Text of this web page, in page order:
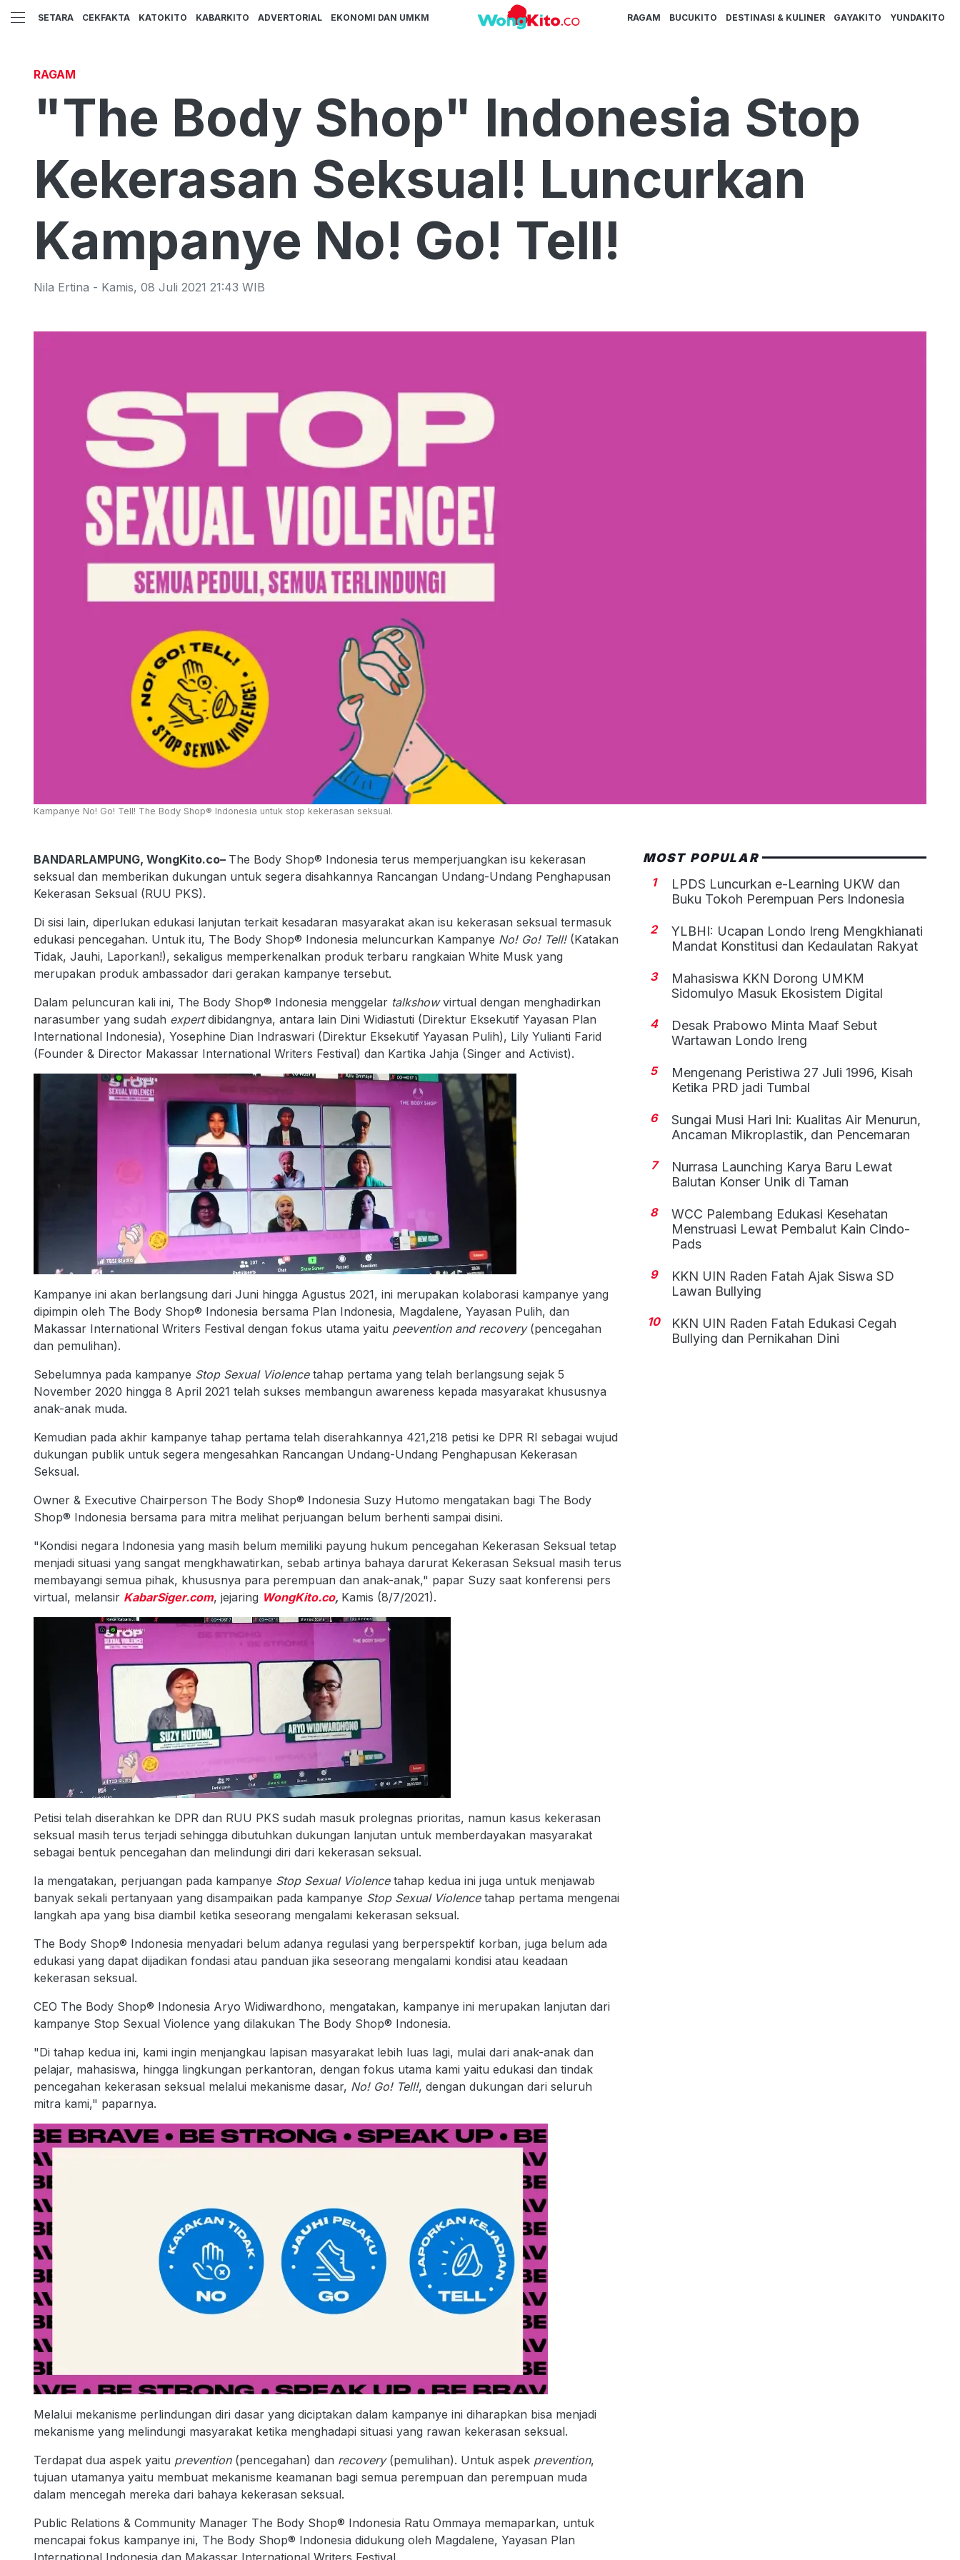
SETARA CEKFAKTA KATOKITO KABARKITO ADVERTORIAL EKONOMI DAN UMKM RAGAM BUCUKITO DESTINASI & KULINER GAYAKITO YUNDAKITO
RAGAM
"The Body Shop" Indonesia Stop
Kekerasan Seksual! Luncurkan
Kampanye No! Go! Tell!
Nila Ertina - Kamis, 08 Juli 2021 21:43 WIB
Kampanye No! Go! Tell! The Body Shop® Indonesia untuk stop kekerasan seksual.
BANDARLAMPUNG, WongKito.co– The Body Shop® Indonesia terus memperjuangkan isu kekerasan
seksual dan memberikan dukungan untuk segera disahkannya Rancangan Undang-Undang Penghapusan
Kekerasan Seksual (RUU PKS).
Di sisi lain, diperlukan edukasi lanjutan terkait kesadaran masyarakat akan isu kekerasan seksual termasuk
edukasi pencegahan. Untuk itu, The Body Shop® Indonesia meluncurkan Kampanye No! Go! Tell!(Katakan
Tidak, Jauhi, Laporkan!), sekaligus memperkenalkan produk terbaru rangkaian White Musk yang
merupakan produk ambassador dari gerakan kampanye tersebut.
Dalam peluncuran kali ini, The Body Shop® Indonesia menggelar talkshowvirtual dengan menghadirkan
narasumber yang sudah expertdibidangnya, antara lain Dini Widiastuti (Direktur Eksekutif Yayasan Plan
International Indonesia), Yosephine Dian Indraswari (Direktur Eksekutif Yayasan Pulih), Lily Yulianti Farid
(Founder & Director Makassar International Writers Festival) dan Kartika Jahja (Singer and Activist).
Kampanye ini akan berlangsung dari Juni hingga Agustus 2021, ini merupakan kolaborasi kampanye yang
dipimpin oleh The Body Shop® Indonesia bersama Plan Indonesia, Magdalene, Yayasan Pulih, dan
Makassar International Writers Festival dengan fokus utama yaitu peevention and recovery(pencegahan
dan pemulihan).
Sebelumnya pada kampanye Stop Sexual Violencetahap pertama yang telah berlangsung sejak 5
November 2020 hingga 8 April 2021 telah sukses membangun awareness kepada masyarakat khususnya
anak-anak muda.
Kemudian pada akhir kampanye tahap pertama telah diserahkannya 421,218 petisi ke DPR RI sebagai wujud
dukungan publik untuk segera mengesahkan Rancangan Undang-Undang Penghapusan Kekerasan
Seksual.
Owner & Executive Chairperson The Body Shop® Indonesia Suzy Hutomo mengatakan bagi The Body
Shop® Indonesia bersama para mitra melihat perjuangan belum berhenti sampai disini.
"Kondisi negara Indonesia yang masih belum memiliki payung hukum pencegahan Kekerasan Seksual tetap
menjadi situasi yang sangat mengkhawatirkan, sebab artinya bahaya darurat Kekerasan Seksual masih terus
membayangi semua pihak, khususnya para perempuan dan anak-anak," papar Suzy saat konferensi pers
virtual, melansir KabarSiger.com, jejaring WongKito.co, Kamis (8/7/2021).
Petisi telah diserahkan ke DPR dan RUU PKS sudah masuk prolegnas prioritas, namun kasus kekerasan
seksual masih terus terjadi sehingga dibutuhkan dukungan lanjutan untuk memberdayakan masyarakat
sebagai bentuk pencegahan dan melindungi diri dari kekerasan seksual.
Ia mengatakan, perjuangan pada kampanye Stop Sexual Violencetahap kedua ini juga untuk menjawab
banyak sekali pertanyaan yang disampaikan pada kampanye Stop Sexual Violence tahap pertama mengenai
langkah apa yang bisa diambil ketika seseorang mengalami kekerasan seksual.
The Body Shop® Indonesia menyadari belum adanya regulasi yang berperspektif korban, juga belum ada
edukasi yang dapat dijadikan fondasi atau panduan jika seseorang mengalami kondisi atau keadaan
kekerasan seksual.
CEO The Body Shop® Indonesia Aryo Widiwardhono, mengatakan, kampanye ini merupakan lanjutan dari
kampanye Stop Sexual Violence yang dilakukan The Body Shop® Indonesia.
"Di tahap kedua ini, kami ingin menjangkau lapisan masyarakat lebih luas lagi, mulai dari anak-anak dan
pelajar, mahasiswa, hingga lingkungan perkantoran, dengan fokus utama kami yaitu edukasi dan tindak
pencegahan kekerasan seksual melalui mekanisme dasar, No! Go! Tell!, dengan dukungan dari seluruh
mitra kami," paparnya.
Melalui mekanisme perlindungan diri dasar yang diciptakan dalam kampanye ini diharapkan bisa menjadi
mekanisme yang melindungi masyarakat ketika menghadapi situasi yang rawan kekerasan seksual.
Terdapat dua aspek yaitu prevention(pencegahan) dan recovery(pemulihan). Untuk aspek prevention,
tujuan utamanya yaitu membuat mekanisme keamanan bagi semua perempuan dan perempuan muda
dalam mencegah mereka dari bahaya kekerasan seksual.
Public Relations & Community Manager The Body Shop® Indonesia Ratu Ommaya memaparkan, untuk
mencapai fokus kampanye ini, The Body Shop® Indonesia didukung oleh Magdalene, Yayasan Plan
International Indonesia dan Makassar International Writers Festival.
MOST POPULAR
1
LPDS Luncurkan e-Learning UKW dan
Buku Tokoh Perempuan Pers Indonesia
2
YLBHI: Ucapan Londo Ireng Mengkhianati
Mandat Konstitusi dan Kedaulatan Rakyat
3
Mahasiswa KKN Dorong UMKM
Sidomulyo Masuk Ekosistem Digital
4
Desak Prabowo Minta Maaf Sebut
Wartawan Londo Ireng
5
Mengenang Peristiwa 27 Juli 1996, Kisah
Ketika PRD jadi Tumbal
6
Sungai Musi Hari Ini: Kualitas Air Menurun,
Ancaman Mikroplastik, dan Pencemaran
7
Nurrasa Launching Karya Baru Lewat
Balutan Konser Unik di Taman
8
WCC Palembang Edukasi Kesehatan
Menstruasi Lewat Pembalut Kain Cindo-
Pads
9
KKN UIN Raden Fatah Ajak Siswa SD
Lawan Bullying
10
KKN UIN Raden Fatah Edukasi Cegah
Bullying dan Pernikahan Dini